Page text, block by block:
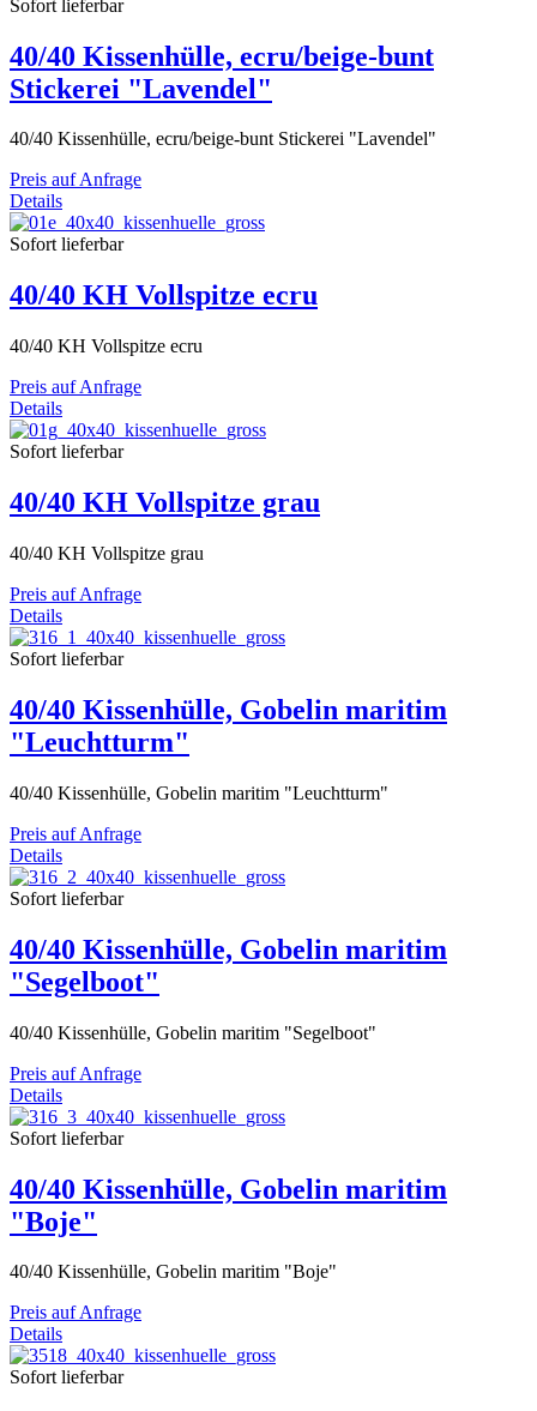
Sofort lieferbar
40/40 Kissenhülle, ecru/beige-bunt
Stickerei "Lavendel"
40/40 Kissenhülle, ecru/beige-bunt Stickerei "Lavendel"
Preis auf Anfrage
Details
Sofort lieferbar
40/40 KH Vollspitze ecru
40/40 KH Vollspitze ecru
Preis auf Anfrage
Details
Sofort lieferbar
40/40 KH Vollspitze grau
40/40 KH Vollspitze grau
Preis auf Anfrage
Details
Sofort lieferbar
40/40 Kissenhülle, Gobelin maritim
"Leuchtturm"
40/40 Kissenhülle, Gobelin maritim "Leuchtturm"
Preis auf Anfrage
Details
Sofort lieferbar
40/40 Kissenhülle, Gobelin maritim
"Segelboot"
40/40 Kissenhülle, Gobelin maritim "Segelboot"
Preis auf Anfrage
Details
Sofort lieferbar
40/40 Kissenhülle, Gobelin maritim
"Boje"
40/40 Kissenhülle, Gobelin maritim "Boje"
Preis auf Anfrage
Details
Sofort lieferbar